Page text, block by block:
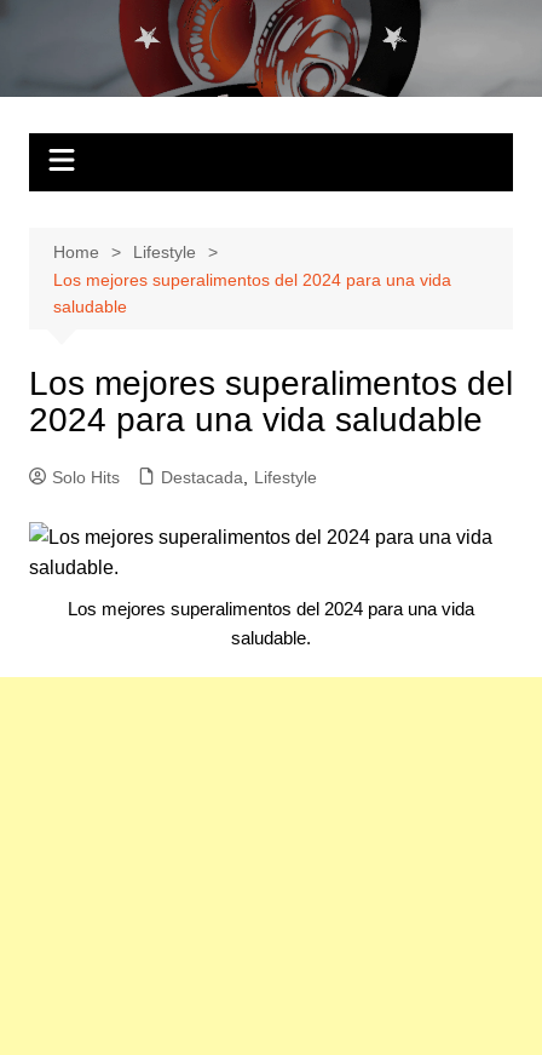
Solo Hits
Home
Lifestyle
Los mejores superalimentos del 2024 para una vida
saludable
Los mejores superalimentos del
2024 para una vida saludable
Solo Hits Destacada Lifestyle
Los mejores superalimentos del 2024 para una vida
saludable.